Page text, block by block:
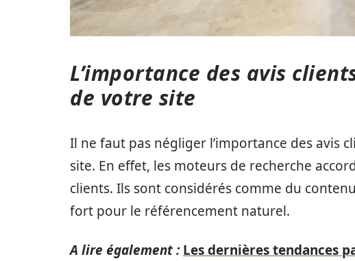
L’importance des avis
de votre site
Il ne faut pas négliger l’importance des avis
site. En effet, les moteurs de recherche
clients. Ils sont considérés comme du
fort pour le référencement naturel.
A lire également : Les dernières tendances